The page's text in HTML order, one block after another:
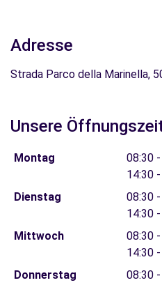
Adresse
Strada Parco della Marinella,
Unsere
Montag
08:30
14:30
Dienstag
08:30
14:30
Mittwoch
08:30
14:30
Donnerstag
08:30